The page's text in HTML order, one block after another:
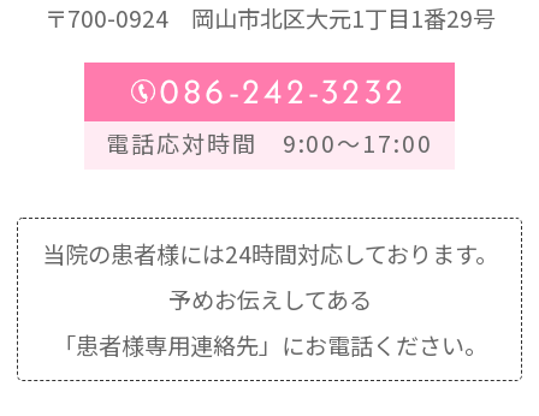
〒700-0924岡山市北区大元1丁目1番29号
086-242-3232
電話応対時間 9:00～17:00
当院の患者様には24時間対応しております。
予めお伝えしてある
「患者様専用連絡先」にお電話ください。